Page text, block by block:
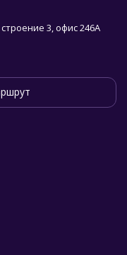
3, офис 246А